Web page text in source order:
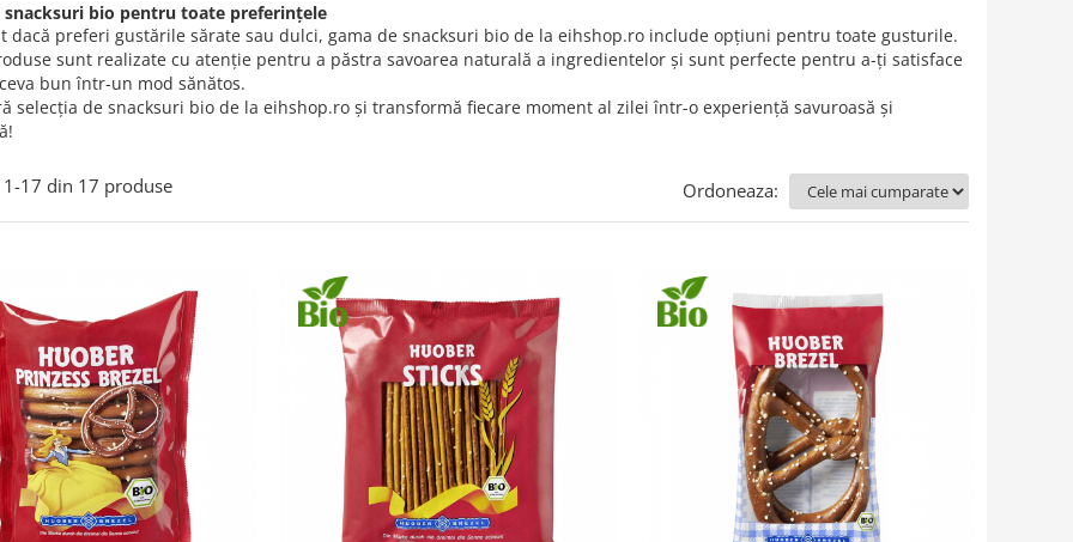
snacksuri bio pentru toate preferințele
dacă preferi gustările sărate sau dulci, gama de snacksuri bio de la eihshop.ro include opțiuni pentru toate gusturile.
sunt realizate cu atenție pentru a păstra savoarea naturală a ingredientelor și sunt perfecte pentru a-ți satisface
bun într-un mod sănătos.
selecția de snacksuri bio de la eihshop.ro și transformă fiecare moment al zilei într-o experiență savuroasă și
1-17 din 17 produse Ordoneaza: